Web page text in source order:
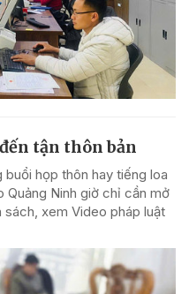
tận thôn bản
họp thôn hay tiếng loa
Quảng Ninh giờ chỉ cần mở
xem Video pháp luật